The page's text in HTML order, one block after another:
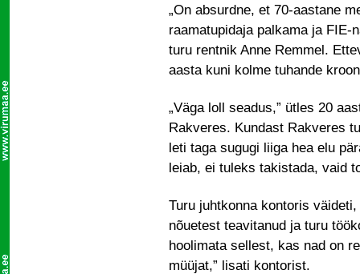
„On absurdne, et 70-aastane
raamatupidaja palkama ja FIE-
turu rentnik Anne Remmel.
aasta kuni kolme tuhande
„Väga loll seadus,” ütles 20
Rakveres. Kundast Rakveres
leti taga sugugi liiga hea elu
leiab, ei tuleks takistada, vaid
Turu juhtkonna kontoris
nõuetest teavitanud ja turu
hoolimata sellest, kas nad on
müüjat,” lisati kontorist.